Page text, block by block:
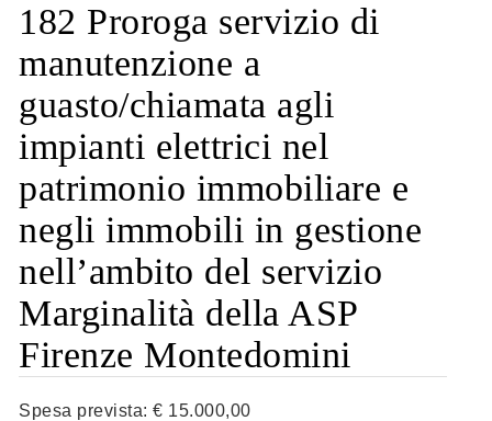
182 Proroga servizio di
manutenzione a
guasto/chiamata agli
impianti elettrici nel
patrimonio immobiliare e
negli immobili in gestione
nell’ambito del servizio
Marginalità della ASP
Firenze Montedomini
Spesa prevista: € 15.000,00